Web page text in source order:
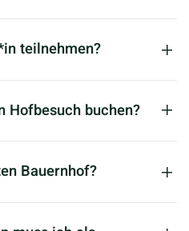
teilnehmen?
Hofbesuch buchen?
Bauernhof?